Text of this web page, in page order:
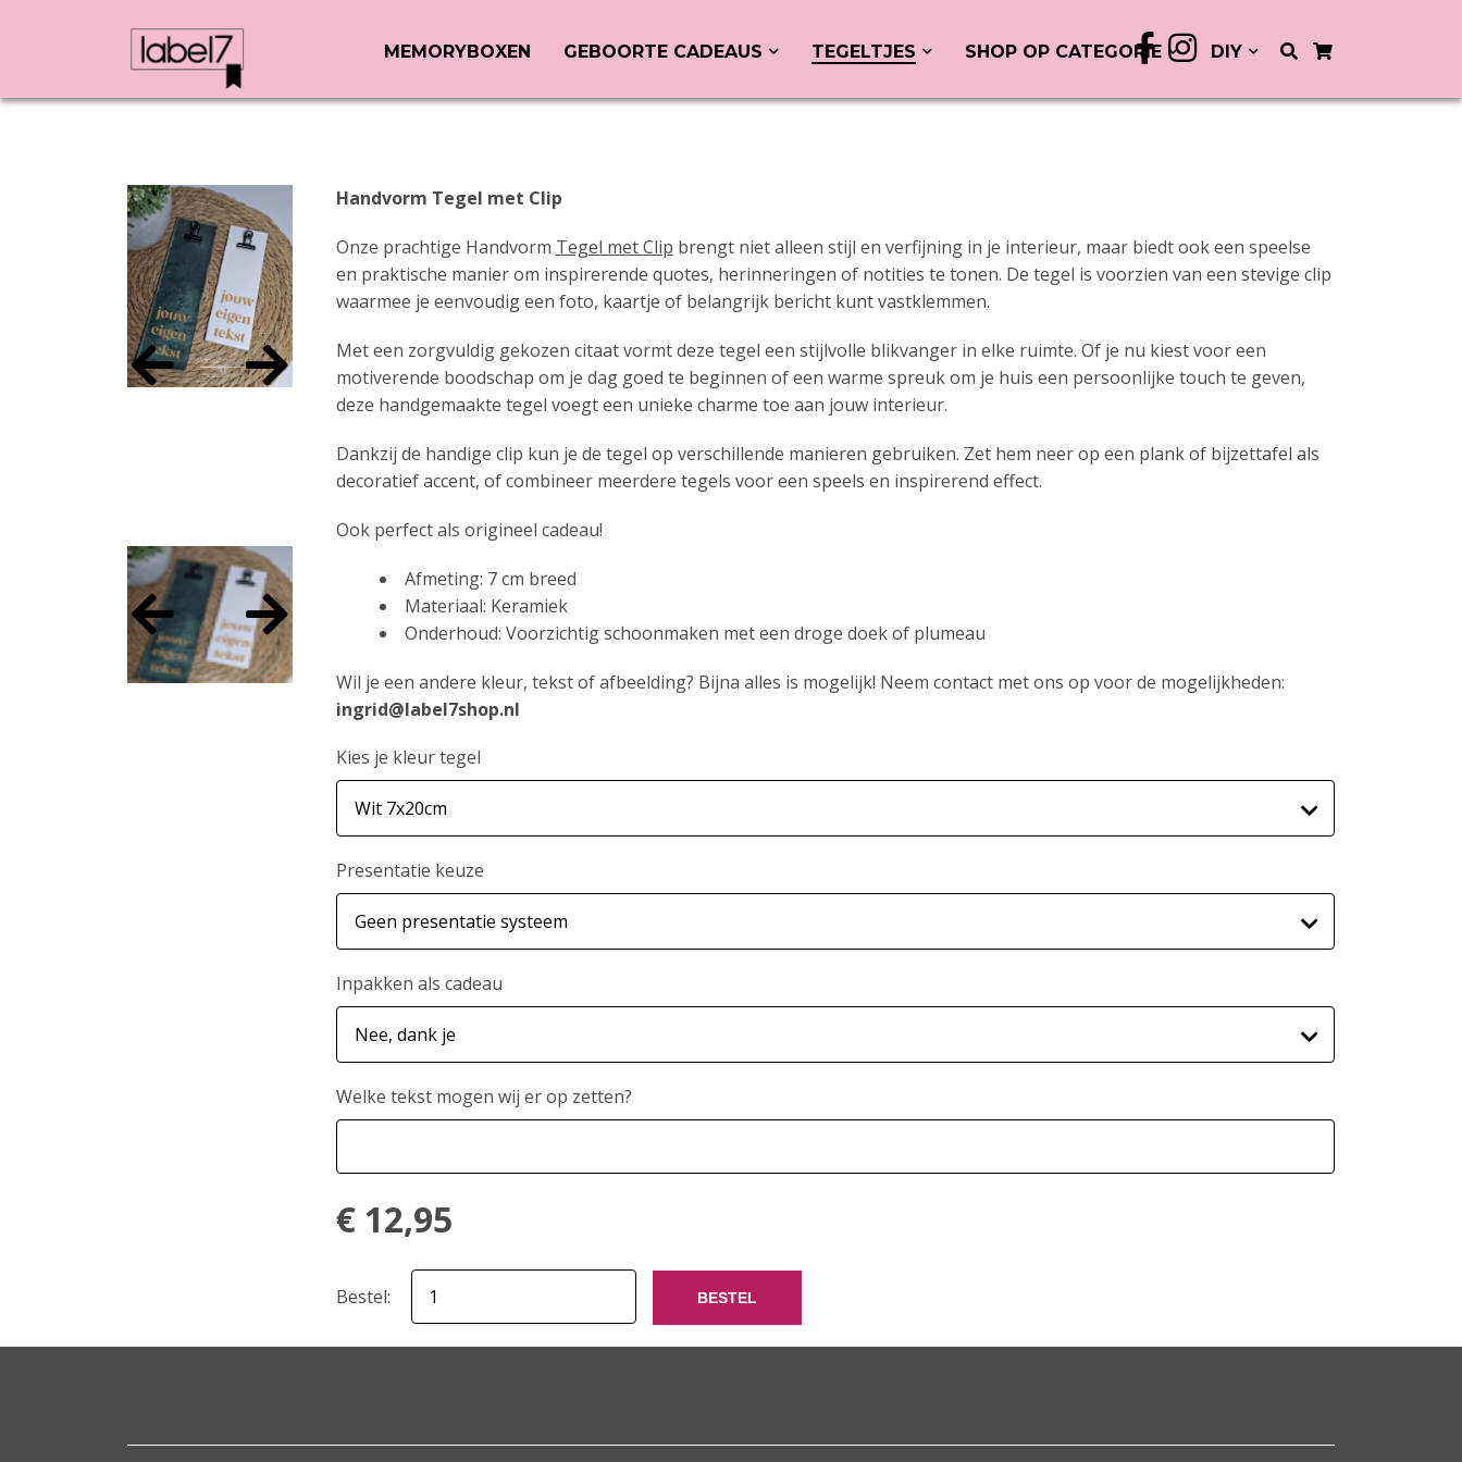
MEMORYBOXEN GEBOORTE CADEAUS TEGELTJES SHOP OP CATEGORIE DIY
Handvorm Tegel met Clip
Onze prachtige Handvorm Tegel met Clip brengt niet alleen stijl en verfijning in je interieur, maar biedt ook een speelse
en praktische manier om inspirerende quotes, herinneringen of notities te tonen. De tegel is voorzien van een stevige clip
waarmee je eenvoudig een foto, kaartje of belangrijk bericht kunt vastklemmen.
Met een zorgvuldig gekozen citaat vormt deze tegel een stijlvolle blikvanger in elke ruimte. Of je nu kiest voor een
motiverende boodschap om je dag goed te beginnen of een warme spreuk om je huis een persoonlijke touch te geven,
deze handgemaakte tegel voegt een unieke charme toe aan jouw interieur.
Dankzij de handige clip kun je de tegel op verschillende manieren gebruiken. Zet hem neer op een plank of bijzettafel als
decoratief accent, of combineer meerdere tegels voor een speels en inspirerend effect.
Ook perfect als origineel cadeau!
Afmeting: 7 cm breed
Materiaal: Keramiek
Onderhoud: Voorzichtig schoonmaken met een droge doek of plumeau
Wil je een andere kleur, tekst of afbeelding? Bijna alles is mogelijk! Neem contact met ons op voor de mogelijkheden:
ingrid@label7shop.nl
Kies je kleur tegel
Presentatie keuze
Inpakken als cadeau
Welke tekst mogen wij er op zetten?
€ 12,95
Bestel: BESTEL